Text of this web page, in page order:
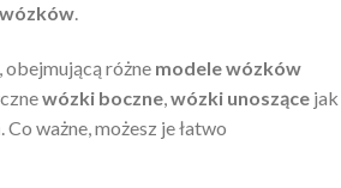
.
, obejmującą różne modele wózków
wózki boczne,wózki unoszące jak
. Co ważne, możesz je łatwo